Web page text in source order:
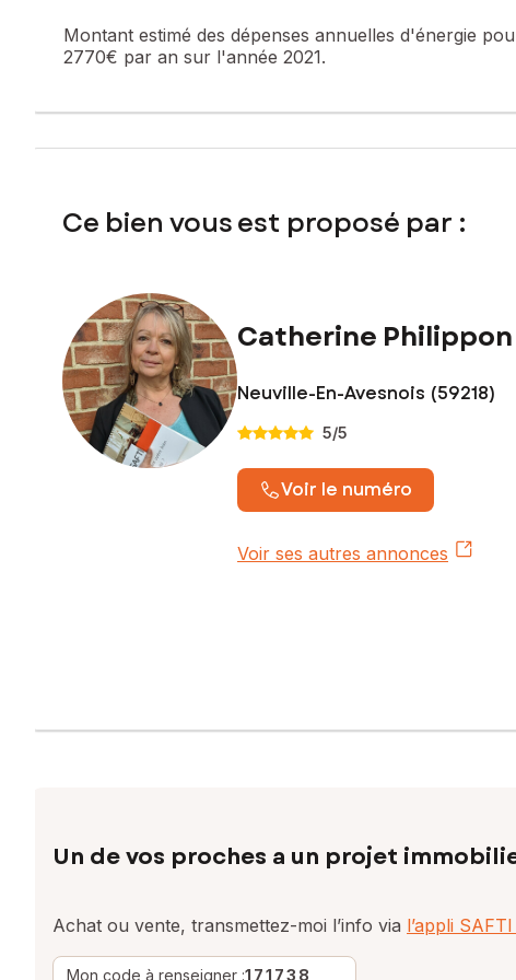
Montant estimé des dépenses annuelles d'énergie
2770€ par an sur l'année 2021.
Ce bien vous est proposé par :
Catherine Philippon
Neuville-En-Avesnois (59218)
5/5
Voir le numéro
Voir ses autres annonces
Un de vos proches a un projet
Achat ou vente, transmettez-moi l’info via l’appli
Mon code à renseigner :171738